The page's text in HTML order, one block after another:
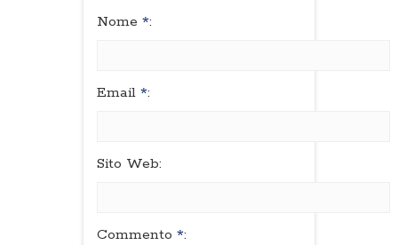
Nome *:
Email *:
Sito Web:
Commento *: